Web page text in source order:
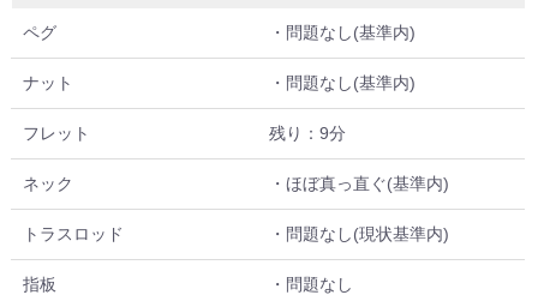
ペグ ・問題なし(基準内)
ナット ・問題なし(基準内)
フレット 残り：9分
ネック ・ほぼ真っ直ぐ(基準内)
トラスロッド ・問題なし(現状基準内)
指板 ・問題なし